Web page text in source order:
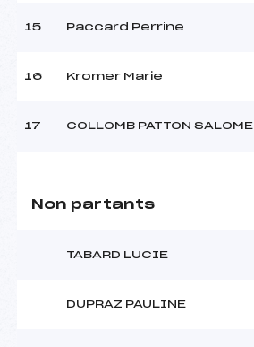
15 Paccard Perrine
16 Kromer Marie
17 COLLOMB PATTON SALOME
Non partants
TABARD LUCIE
DUPRAZ PAULINE